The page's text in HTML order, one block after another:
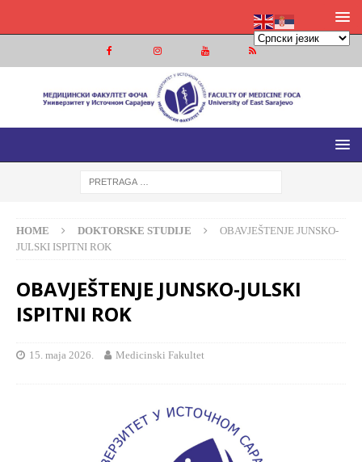
MEDICINSKI FAKULTET FOČA
MEDICINSKI FAKULTET UNIVERZITETA U ISTOČNOM
HOME DOKTORSKE STUDIJE
OBAVJEŠTENJE JUNSKO-
JULSKI ISPITNI ROK
OBAVJEŠTENJE JUNSKO-JULSKI
ISPITNI ROK
15. maja 2026. Medicinski Fakultet